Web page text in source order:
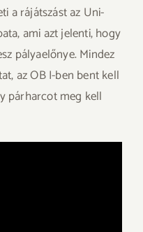
a rájátszást az Uni-
ami azt jelenti, hogy
pályaelőnye. Mindez
az OB I-ben bent kell
párharcot meg kell